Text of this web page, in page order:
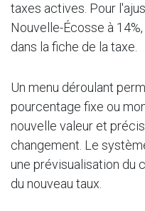
taxes actives. Pour
Nouvelle-Écosse à
dans la fiche de la taxe.
Un menu déroulant
pourcentage fixe ou
nouvelle valeur et
changement. Le
une prévisualisation du
du nouveau taux.